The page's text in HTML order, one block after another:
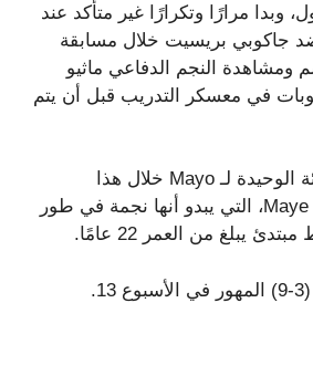
وبدا مرارًا وتكرارًا غير متأكد عند
جاكوبي بريسيت خلال مسابقة
ومشاهدة النجم الدفاعي ماثيو
في معسكر التدريب قبل أن يتم
كانت النقطة المضيئة الوحيدة لـ Mayo خلال هذا
الموسم المروع هي Maye، التي يبدو أنها نجمة في طور
يبلغ من العمر 22 عامًا.